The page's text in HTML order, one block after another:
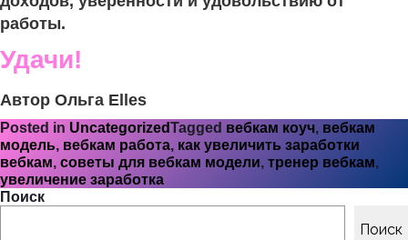
работы.
Удачи!
Автор Ольга Elles
Posted in UncategorizedTagged вебкам коуч, вебкам
модель, вебкам работа, как увеличить заработки
вебкам, советы для вебкам модели, тренер вебкам,
увеличение заработка
Поиск
Поиск